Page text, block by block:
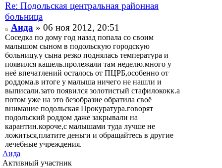
Re: Подольская центральная районная
больница
Аида» 06 ноя 2012, 20:51
Соседка по дому год назад попала со своим
малышом сыном в подольскую городскую
больницу.у сына резко поднялась температура и
появился кашель.пролежали там неделю.много у
неё впечатлений осталось от ПЦРБ,особенно от
роддома.в итоге у малыша ничего не нашли и
выписали.зато появился золотистый стафилококк.а
потом уже на это безобразие обратила своё
внимание подольская Прокуратура.говорят
подольский роддом даже закрывали на
карантин.короче,с малышами туда лучше не
ложиться,платите деньги и обращайтесь в другие
лечебные учреждения.
Аида
Активный участник